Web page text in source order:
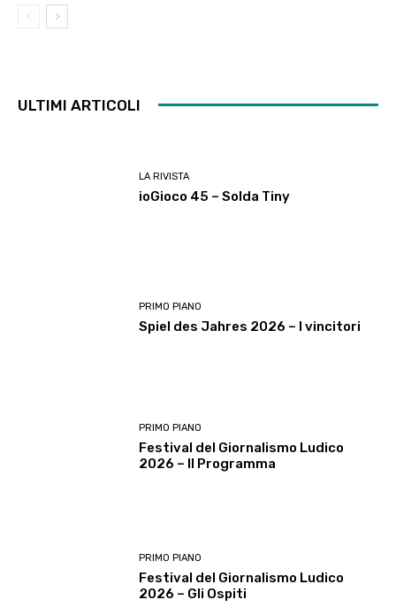
ULTIMI ARTICOLI
LA RIVISTA
ioGioco 45 – Solda Tiny
PRIMO PIANO
Spiel des Jahres 2026 – I vincitori
PRIMO PIANO
Festival del Giornalismo Ludico
2026 – Il Programma
PRIMO PIANO
Festival del Giornalismo Ludico
2026 – Gli Ospiti